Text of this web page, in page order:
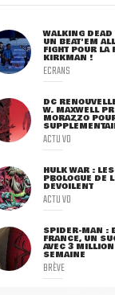
WALKING DEAD
UN BEAT'EM
FIGHT POUR LA
KIRKMAN !
ECRANS
DC
W. MAXWELL
MORAZZO
ACTU VO
HULK WAR :
PROLOGUE DE
DÉVOILENT
ACTU VO
SPIDER-MAN :
FRANCE, UN
AVEC 3
SEMAINE
BRÈVE